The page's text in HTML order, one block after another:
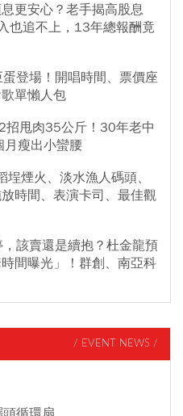
更安心？老手揭高股息
也追不上，13年總報酬竟
登場！開唱時間、票價座
單懶人包
甩肉35公斤！30年老中
瘦出小蠻腰
煙火、淡水漁人碼頭、
時間、表演卡司、最佳觀
該賣還是續抱？杜金龍預
間曝光」！群創、南亞科
/ EVENT NEWS /